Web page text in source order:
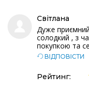
Світлана
Дуже
солодкий , з
покупкою та
ВІДПОВІСТИ
Рейтинг: